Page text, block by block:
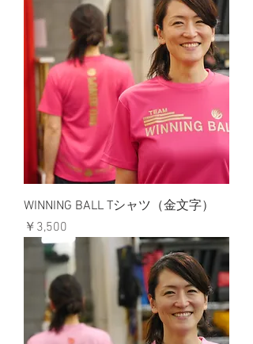
WINNING BALL Tシャツ（金文字）
価格
￥3,500